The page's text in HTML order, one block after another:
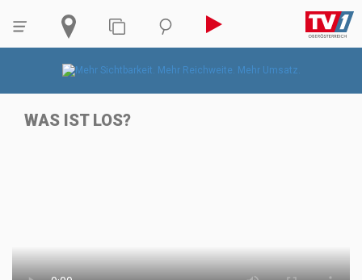
WAS IST LOS?